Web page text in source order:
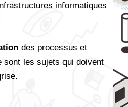
informatiques
des processus et
sont les sujets qui doivent